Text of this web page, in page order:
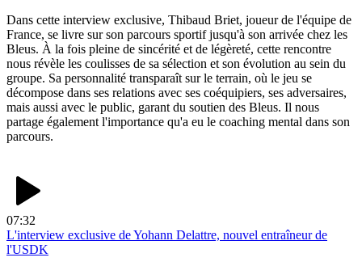
Dans cette interview exclusive, Thibaud Briet, joueur de l'équipe de
France, se livre sur son parcours sportif jusqu'à son arrivée chez les
Bleus. À la fois pleine de sincérité et de légèreté, cette rencontre
nous révèle les coulisses de sa sélection et son évolution au sein du
groupe. Sa personnalité transparaît sur le terrain, où le jeu se
décompose dans ses relations avec ses coéquipiers, ses adversaires,
mais aussi avec le public, garant du soutien des Bleus. Il nous
partage également l'importance qu'a eu le coaching mental dans son
parcours.
07:32
L'interview exclusive de Yohann Delattre, nouvel entraîneur de
l'USDK